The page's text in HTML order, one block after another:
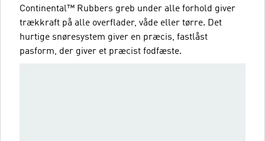
Continental™ Rubbers greb under alle forhold giver
trækkraft på alle overflader, våde eller tørre. Det
hurtige snøresystem giver en præcis, fastlåst
pasform, der giver et præcist fodfæste.